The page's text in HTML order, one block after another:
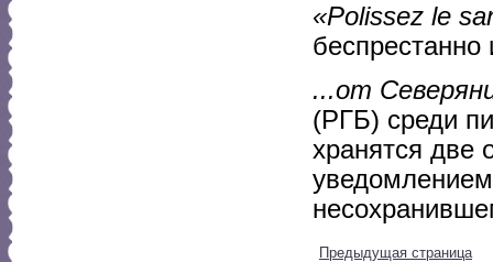
«Polissez le
...от
(РГБ) среди
хранятся две
Предыдущая страница